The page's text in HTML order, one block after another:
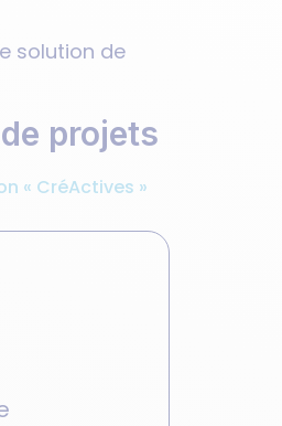
solution de
projets
« CréActives »